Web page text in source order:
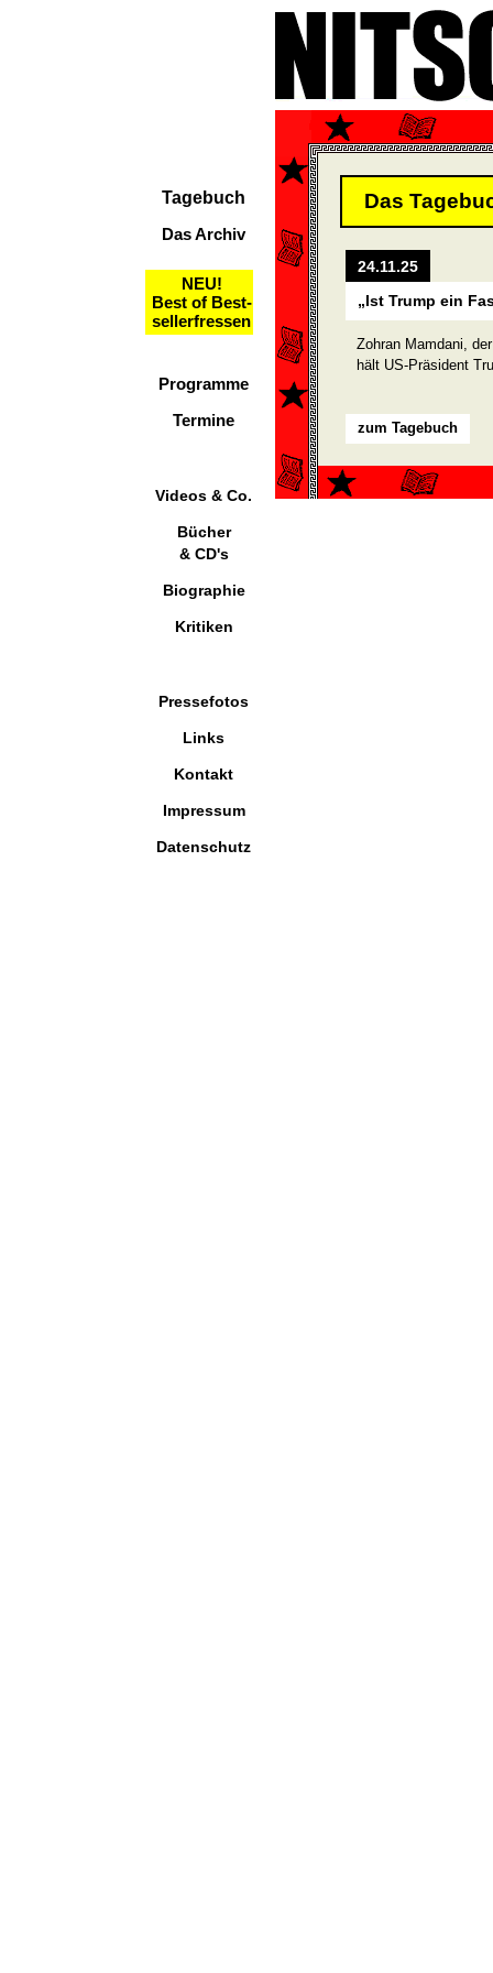
Tagebuch
Das Archiv
NEU!
Best of Best-
sellerfressen
Programme
Termine
Videos & Co.
Bücher
& CD's
Biographie
Kritiken
Pressefotos
Links
Kontakt
Impressum
Datenschutz
Das
24.11.25
„Ist Trump ein
Zohran Mamdani,
hält US-Präsident
zum Tagebuch